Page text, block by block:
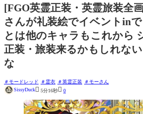
[FGO英霊正装・英霊旅装全
さんが礼装絵でイベントin
とは他のキャラもこれから
正装・旅装来るかもしれな
な
モードレッド 霊衣 英霊正装
モーさん
SissyDuck 5分16秒 0